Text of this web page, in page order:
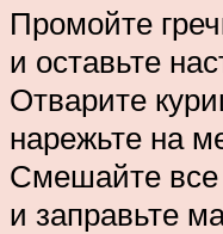
Промойте
и оставьте
Отварите
нарежьте на
Смешайте все
и заправьте